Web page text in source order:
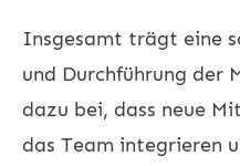
Insgesamt trägt eine
und Durchführung der
dazu bei, dass neue
das Team integrieren